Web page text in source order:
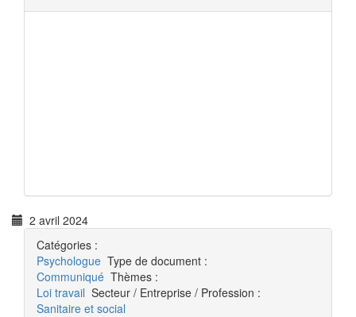
2 avril 2024
Catégories :
Psychologue Type de document :
Communiqué Thèmes :
Loi travail Secteur / Entreprise / Profession :
Sanitaire et social